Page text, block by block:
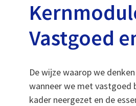
Vastgoed
De wijze waarop we
wanneer we met vastgoed
kader neergezet en de